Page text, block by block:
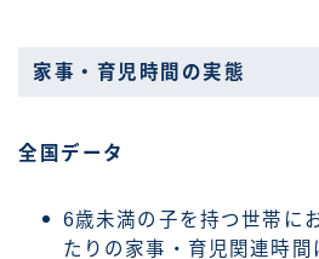
家事・育児時間の実態
全国データ
6歳未満の子を持つ世帯に
たりの家事・育児関連時